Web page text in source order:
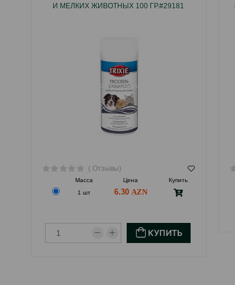
И МЕЛКИХ ЖИВОТНЫХ 100 ГР.#29181
( Отзывы)
Масса Цена
Купить
1 шт
6.30
КУПИТЬ